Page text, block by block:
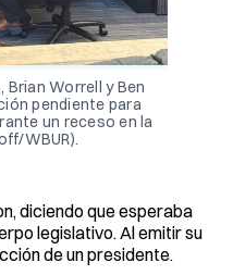
Worrell y Ben
pendiente para
un receso en la
WBUR).
diciendo que esperaba
legislativo. Al emitir su
de un presidente.